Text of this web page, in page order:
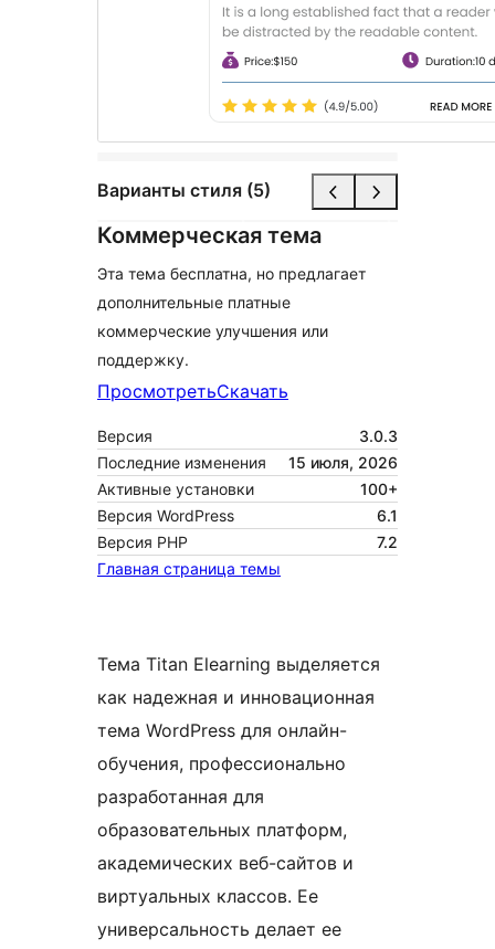
Варианты стиля (5)
Коммерческая тема
Эта тема бесплатна, но предлагает
дополнительные платные
коммерческие улучшения или
поддержку.
ПросмотретьСкачать
Версия
3.0.3
Последние изменения
15 июля, 2026
Активные установки
100+
Версия WordPress
6.1
Версия PHP
7.2
Главная страница темы
Тема Titan Elearning выделяется
как надежная и инновационная
тема WordPress для онлайн-
обучения, профессионально
разработанная для
образовательных платформ,
академических веб-сайтов и
виртуальных классов. Ее
универсальность делает ее